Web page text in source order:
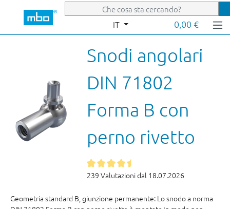
Passa al contenuto principale
IT 0,00 €
Snodi angolari
DIN 71802
Forma B con
perno rivetto
239 Valutazioni dal 18.07.2026
Geometria standard B, giunzione permanente: Lo snodo a norma